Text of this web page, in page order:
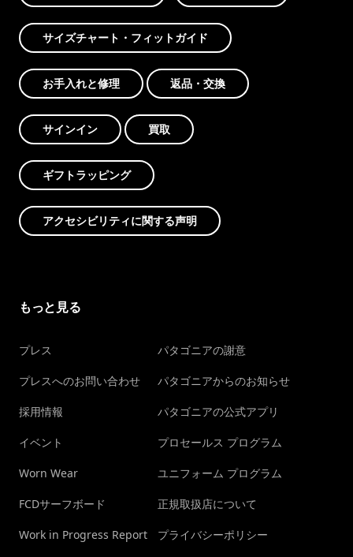
サイズチャート・フィットガイド
お手入れと修理 返品・交換
サインイン 買取
ギフトラッピング
アクセシビリティに関する声明
もっと見る
プレス
プレスへのお問い合わせ
採用情報
イベント
Worn Wear
FCDサーフボード
Work in Progress Report
パタゴニアの謝意
パタゴニアからのお知らせ
パタゴニアの公式アプリ
プロセールス プログラム
ユニフォーム プログラム
正規取扱店について
プライバシーポリシー